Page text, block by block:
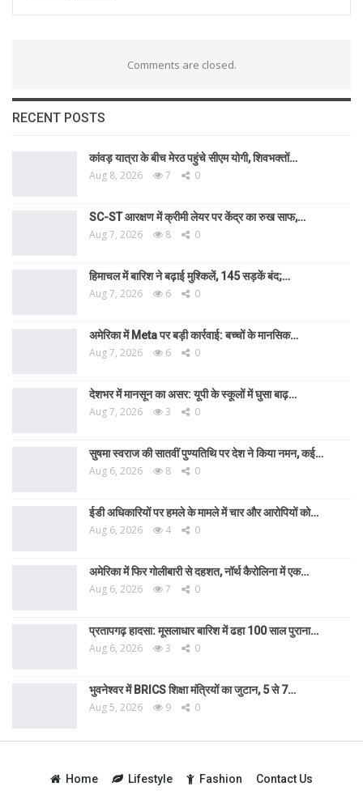
Comments are closed.
RECENT POSTS
कांवड़ यात्रा के बीच मेरठ पहुंचे सीएम योगी, शिवभक्तों…
Aug 8, 2026 7 0
SC-ST आरक्षण में क्रीमी लेयर पर केंद्र का रुख साफ,…
Aug 7, 2026 8 0
हिमाचल में बारिश ने बढ़ाई मुश्किलें, 145 सड़कें बंद;…
Aug 7, 2026 6 0
अमेरिका में Meta पर बड़ी कार्रवाई: बच्चों के मानसिक…
Aug 7, 2026 6 0
देशभर में मानसून का असर: यूपी के स्कूलों में घुसा बाढ़…
Aug 7, 2026 3 0
सुषमा स्वराज की सातवीं पुण्यतिथि पर देश ने किया नमन, कई…
Aug 6, 2026 8 0
ईडी अधिकारियों पर हमले के मामले में चार और आरोपियों को…
Aug 6, 2026 4 0
अमेरिका में फिर गोलीबारी से दहशत, नॉर्थ कैरोलिना में एक…
Aug 6, 2026 7 0
प्रतापगढ़ हादसा: मूसलाधार बारिश में ढहा 100 साल पुराना…
Aug 6, 2026 3 0
भुवनेश्वर में BRICS शिक्षा मंत्रियों का जुटान, 5 से 7…
Aug 5, 2026 9 0
Home Lifestyle Fashion Contact Us